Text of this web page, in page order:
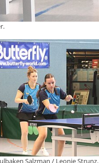
Salzman / Leonie Strunz.